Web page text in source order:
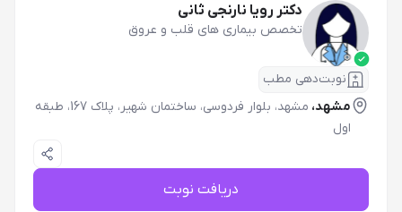
دکتر رویا نارنجی ثانی
تخصص بیماری های قلب و عروق
نوبت‌دهی مطب
مشهد،
مشهد، بلوار فردوسی، ساختمان شهیر، پلاک 167، طبقه
اول
دریافت نوبت